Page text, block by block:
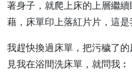
著身子，就爬上床的上層繼
藉，床單印上落紅片片，這是
我趕快換過床單，把污穢了
見我在浴間洗床單，就問我